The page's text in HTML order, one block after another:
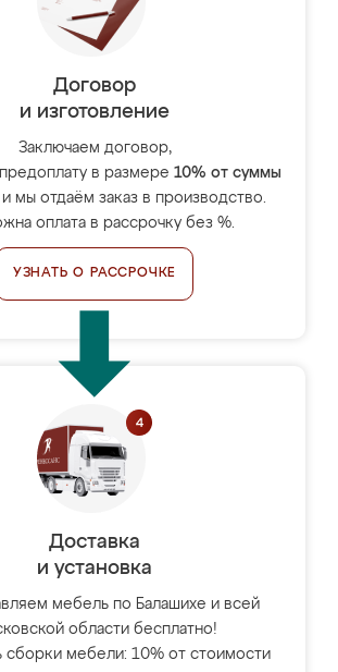
Договор
и изготовление
Заключаем договор,
в размере 10% от суммы
и мы отдаём заказ в производство.
оплата в рассрочку без %.
УЗНАТЬ О РАССРОЧКЕ
Доставка
и установка
мебель по Балашихе и всей
области бесплатно!
сборки мебели: 10% от стоимости